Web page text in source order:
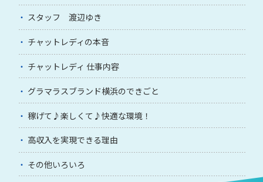
スタッフ 渡辺ゆき
チャットレディの本音
チャットレディ 仕事内容
グラマラスブランド横浜のできごと
稼げて♪楽しくて♪快適な環境！
高収入を実現できる理由
その他いろいろ